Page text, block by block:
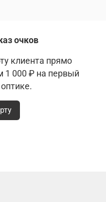
очков
клиента прямо
1 000 ₽ на первый